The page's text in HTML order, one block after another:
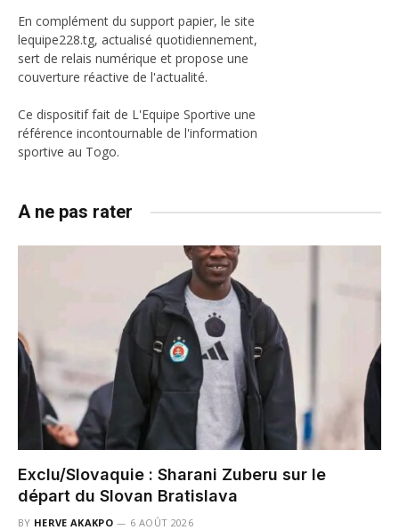
En complément du support papier, le site
lequipe228.tg, actualisé quotidiennement,
sert de relais numérique et propose une
couverture réactive de l'actualité.
Ce dispositif fait de L'Equipe Sportive une
référence incontournable de l'information
sportive au Togo.
A ne pas rater
Exclu/Slovaquie : Sharani Zuberu sur le
départ du Slovan Bratislava
BY HERVE AKAKPO 6 AOÛT 2026